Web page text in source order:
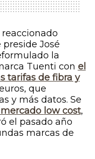
José
la
Tuenti con el
tarifas de fibra y
que
y más datos. Se
low cost,
el pasado año
marcas de